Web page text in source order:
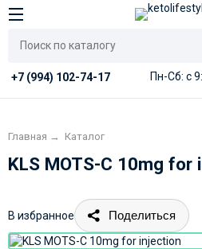
+7 (994) 102-74-17 Пн-Сб: с
Главная → Каталог
KLS MOTS-C 10mg for
В избранное Поделиться